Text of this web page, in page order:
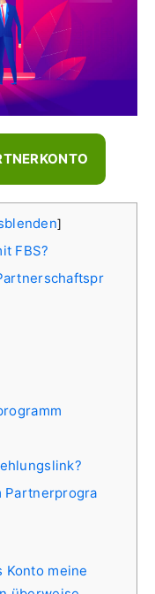
]
FBS?
Partnerprogra
Konto meine